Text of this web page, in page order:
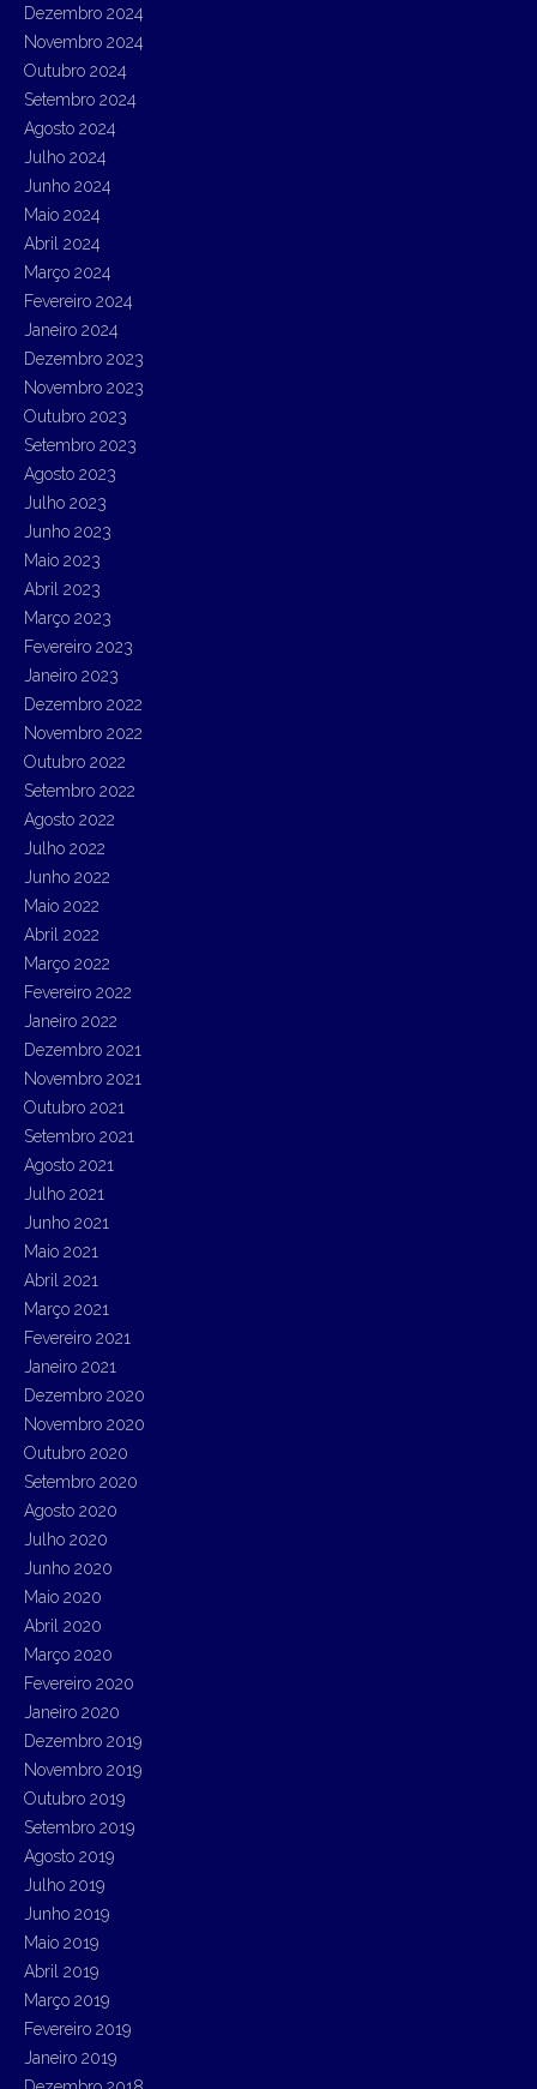
Dezembro 2024
Novembro 2024
Outubro 2024
Setembro 2024
Agosto 2024
Julho 2024
Junho 2024
Maio 2024
Abril 2024
Março 2024
Fevereiro 2024
Janeiro 2024
Dezembro 2023
Novembro 2023
Outubro 2023
Setembro 2023
Agosto 2023
Julho 2023
Junho 2023
Maio 2023
Abril 2023
Março 2023
Fevereiro 2023
Janeiro 2023
Dezembro 2022
Novembro 2022
Outubro 2022
Setembro 2022
Agosto 2022
Julho 2022
Junho 2022
Maio 2022
Abril 2022
Março 2022
Fevereiro 2022
Janeiro 2022
Dezembro 2021
Novembro 2021
Outubro 2021
Setembro 2021
Agosto 2021
Julho 2021
Junho 2021
Maio 2021
Abril 2021
Março 2021
Fevereiro 2021
Janeiro 2021
Dezembro 2020
Novembro 2020
Outubro 2020
Setembro 2020
Agosto 2020
Julho 2020
Junho 2020
Maio 2020
Abril 2020
Março 2020
Fevereiro 2020
Janeiro 2020
Dezembro 2019
Novembro 2019
Outubro 2019
Setembro 2019
Agosto 2019
Julho 2019
Junho 2019
Maio 2019
Abril 2019
Março 2019
Fevereiro 2019
Janeiro 2019